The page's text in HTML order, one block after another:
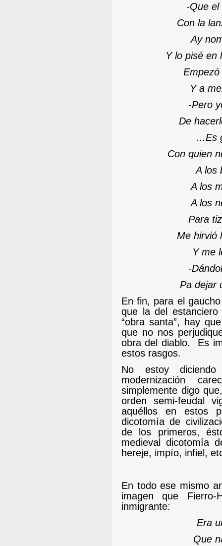
-Que el
Con la
Ay
Y lo pisé
Y a
-Pero
De
…Es
Con quien
A los
A los
A los
Para
Me hirvió
Y me
-
Pa dejar
En fin, para el
que la del
“obra santa”, hay
que no nos
obra del diablo.
Es
estos rasgos.
No estoy
modernización
simplemente digo
orden semi-feudal
aquéllos en estos
dicotomía de
de los primeros,
medieval dicotomía
hereje, impío, infiel,
En todo ese mismo
imagen que Fierro-
inmigrante:
Era
Que